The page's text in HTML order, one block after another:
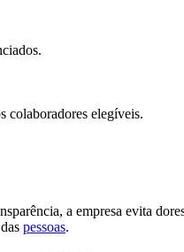
colaboradores elegíveis.
a empresa evita
pessoas.